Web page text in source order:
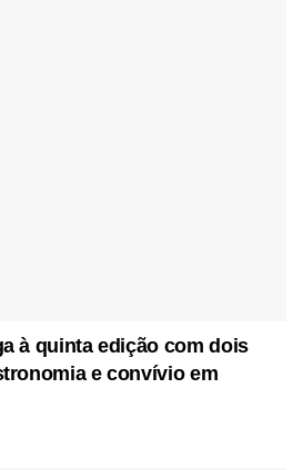
à quinta edição com dois
e convívio em